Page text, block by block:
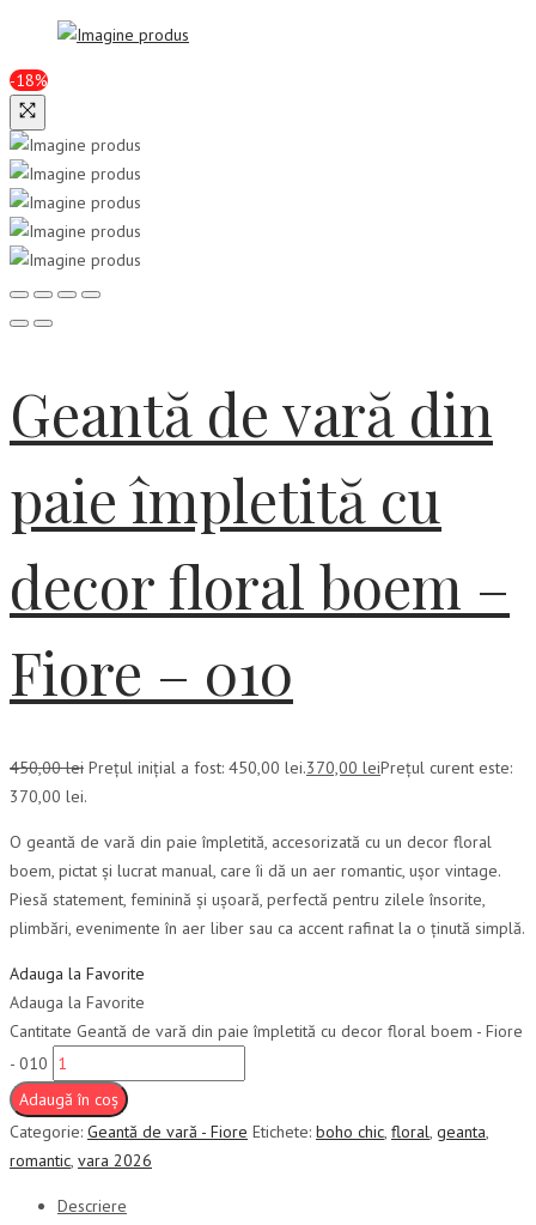
-18%
Geantă de vară din
paie împletită cu
decor floral boem –
Fiore – 010
450,00lei Prețul inițial a fost: 450,00 lei.370,00 leiPrețul curent este:
370,00 lei.
O geantă de vară din paie împletită, accesorizată cu un decor floral
boem, pictat și lucrat manual, care îi dă un aer romantic, ușor vintage.
Piesă statement, feminină și ușoară, perfectă pentru zilele însorite,
plimbări, evenimente în aer liber sau ca accent rafinat la o ținută simplă.
Adauga la Favorite
Adauga la Favorite
Cantitate Geantă de vară din paie împletită cu decor floral boem - Fiore
- 010
Adaugă în coș
Categorie: Geantă de vară - Fiore Etichete: boho chic, floral, geanta,
romantic, vara 2026
Descriere